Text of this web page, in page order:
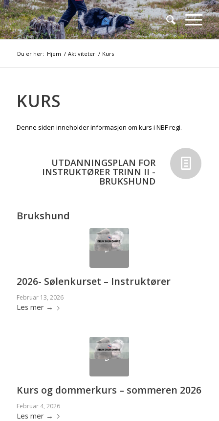
Du er her: Hjem / Aktiviteter / Kurs
KURS
Denne siden inneholder informasjon om kurs i NBF regi.
UTDANNINGSPLAN FOR
INSTRUKTØRER TRINN II -
BRUKSHUND
Brukshund
2026- Sølenkurset – Instruktører
Februar 13, 2026
Les mer→
Kurs og dommerkurs – sommeren 2026
Februar 4, 2026
Les mer→